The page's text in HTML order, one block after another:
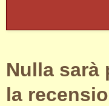
Nulla sarà
la